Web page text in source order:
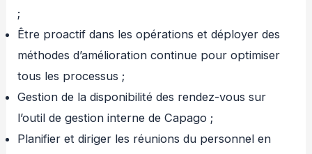
;
Être proactif dans les opérations et déployer des
méthodes d’amélioration continue pour optimiser
tous les processus ;
Gestion de la disponibilité des rendez-vous sur
l’outil de gestion interne de Capago ;
Planifier et diriger les réunions du personnel en